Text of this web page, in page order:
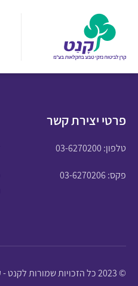
פרטי יצירת קשר
טלפון:03-6270200
פקס: 03-6270206
© 2023 כל הזכויות שמורות לקנט - קרן לביטוח נזקי טבע בחקלאות